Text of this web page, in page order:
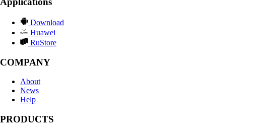
Download
Huawei
RuStore
COMPANY
About
News
Help
PRODUCTS